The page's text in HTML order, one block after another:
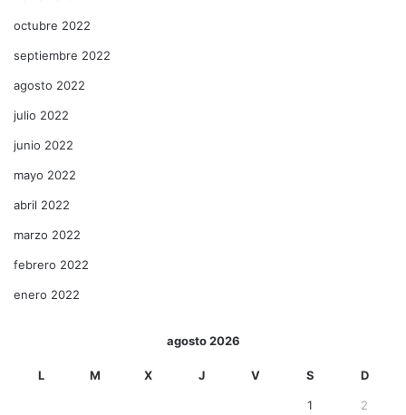
octubre 2022
septiembre 2022
agosto 2022
julio 2022
junio 2022
mayo 2022
abril 2022
marzo 2022
febrero 2022
enero 2022
agosto 2026
L M X J V S D
1 2